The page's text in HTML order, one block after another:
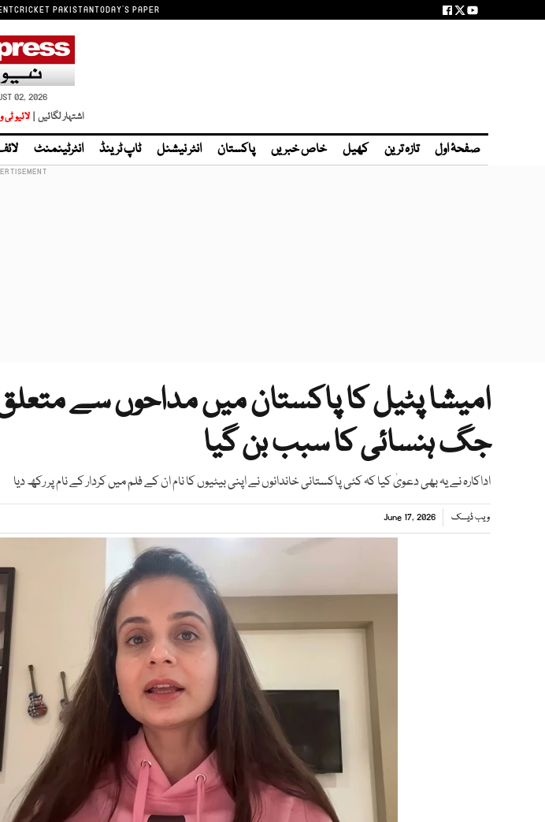
CRICKET PAKISTANTODAY'S PAPER
02, 2026
اشتہار لگائیں | لائیو
صفحۂ اول تازہ ترین کھیل خاص خبریں پاکستان انٹر نیشنل ٹاپ ٹرینڈ انٹرٹینمنٹ
امیشا پٹیل کا پاکستان میں مداحوں سے
جگ ہنسائی کا سبب بن گیا
اداکارہ نے یہ بھی دعویٰ کیا کہ کئی پاکستانی خاندانوں نے اپنی بیٹیوں کا نام ان کے فلم میں کردار کے نام پر رکھ دیا
ویب ڈیسک June 17, 2026